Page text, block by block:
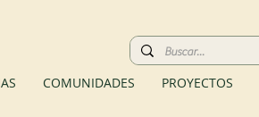
COMUNIDADES PROYECTOS